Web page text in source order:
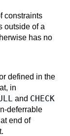
constraints
outside of a
has no
defined in the
in
and CHECK
deferrable
end of